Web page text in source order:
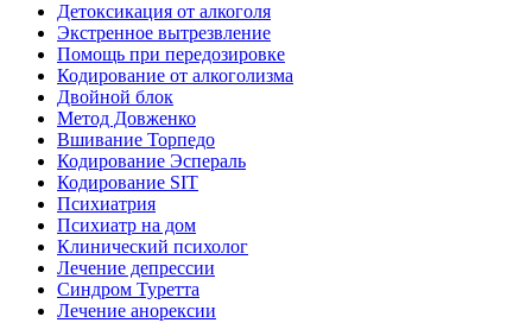
Детоксикация от алкоголя
Экстренное вытрезвление
Помощь при передозировке
Кодирование от алкоголизма
Двойной блок
Метод Довженко
Вшивание Торпедо
Кодирование Эспераль
Кодирование SIT
Психиатрия
Психиатр на дом
Клинический психолог
Лечение депрессии
Синдром Туретта
Лечение анорексии